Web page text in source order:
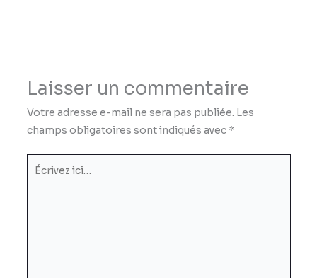
Laisser un commentaire
Votre adresse e-mail ne sera pas publiée. Les
champs obligatoires sont indiqués avec *
Écrivez